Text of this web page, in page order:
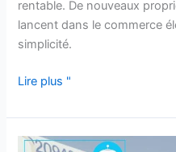
rentable. De nouveaux
lancent dans le commerce
simplicité.
Lire plus "
USPS